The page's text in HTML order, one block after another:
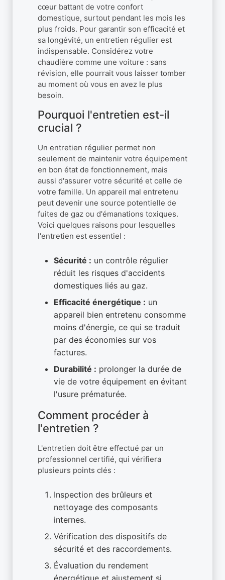
cœur battant de votre confort
domestique, surtout pendant les mois les
plus froids. Pour garantir son efficacité et
sa longévité, un entretien régulier est
indispensable. Considérez votre
chaudière comme une voiture : sans
révision, elle pourrait vous laisser tomber
au moment où vous en avez le plus
besoin.
Pourquoi l'entretien est-il
crucial ?
Un entretien régulier permet non
seulement de maintenir votre équipement
en bon état de fonctionnement, mais
aussi d'assurer votre sécurité et celle de
votre famille. Un appareil mal entretenu
peut devenir une source potentielle de
fuites de gaz ou d'émanations toxiques.
Voici quelques raisons pour lesquelles
l'entretien est essentiel :
Sécurité : un contrôle régulier
réduit les risques d'accidents
domestiques liés au gaz.
Efficacité énergétique : un
appareil bien entretenu consomme
moins d'énergie, ce qui se traduit
par des économies sur vos
factures.
Durabilité : prolonger la durée de
vie de votre équipement en évitant
l'usure prématurée.
Comment procéder à
l'entretien ?
L'entretien doit être effectué par un
professionnel certifié, qui vérifiera
plusieurs points clés :
Inspection des brûleurs et
nettoyage des composants
internes.
Vérification des dispositifs de
sécurité et des raccordements.
Évaluation du rendement
énergétique et ajustement si